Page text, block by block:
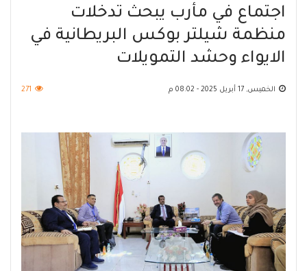
اجتماع في مأرب يبحث تدخلات
منظمة شيلتر بوكس البريطانية في
الايواء وحشد التمويلات
الخميس, 17 أبريل 2025 - 08:02 م 271